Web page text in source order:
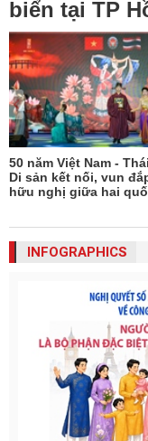
biển tại TP
50 năm Việt Nam -
Di sản kết nối, vun
hữu nghị giữa hai
INFOGRAPHICS